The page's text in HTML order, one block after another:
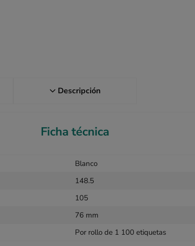
Descripción
Ficha técnica
Blanco
148.5
105
76 mm
Por rollo de 1 100 etiquetas